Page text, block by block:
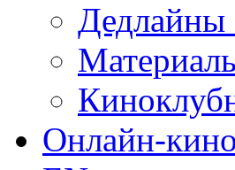
Дедлайны
Онлайн-